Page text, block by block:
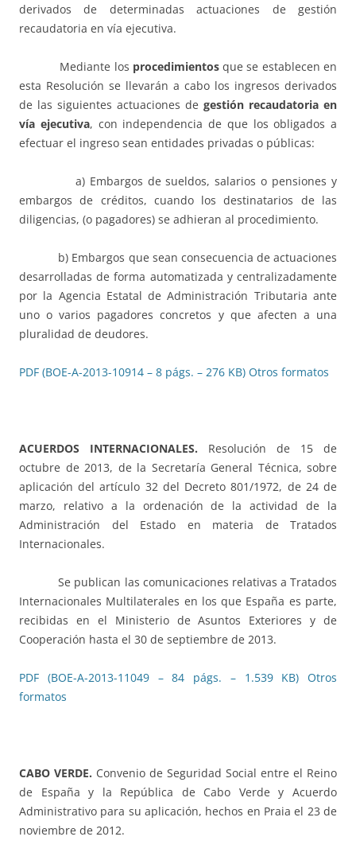
derivados de determinadas actuaciones de gestión
recaudatoria en vía ejecutiva.
Mediante los procedimientosque se establecen en
esta Resolución se llevarán a cabo los ingresos derivados
de las siguientes actuaciones de gestión recaudatoria en
vía ejecutiva, con independencia de que los obligados a
efectuar el ingreso sean entidades privadas o públicas:
a) Embargos de sueldos, salarios o pensiones y
embargos de créditos, cuando los destinatarios de las
diligencias, (o pagadores) se adhieran al procedimiento.
b) Embargos que sean consecuencia de actuaciones
desarrolladas de forma automatizada y centralizadamente
por la Agencia Estatal de Administración Tributaria ante
uno o varios pagadores concretos y que afecten a una
pluralidad de deudores.
PDF (BOE-A-2013-10914 – 8 págs. – 276 KB) Otros formatos
ACUERDOS INTERNACIONALES. Resolución de 15 de
octubre de 2013, de la Secretaría General Técnica, sobre
aplicación del artículo 32 del Decreto 801/1972, de 24 de
marzo, relativo a la ordenación de la actividad de la
Administración del Estado en materia de Tratados
Internacionales.
Se publican las comunicaciones relativas a Tratados
Internacionales Multilaterales en los que España es parte,
recibidas en el Ministerio de Asuntos Exteriores y de
Cooperación hasta el 30 de septiembre de 2013.
PDF (BOE-A-2013-11049 – 84 págs. – 1.539 KB) Otros
formatos
CABO VERDE. Convenio de Seguridad Social entre el Reino
de España y la República de Cabo Verde y Acuerdo
Administrativo para su aplicación, hechos en Praia el 23 de
noviembre de 2012.